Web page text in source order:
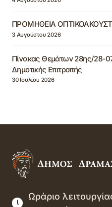
ΠΡΟΜΗΘΕΙΑ
3 Αυγούστου 2026
Πίνακας Θεμάτων 28ης/28-
Δημοτικής Επιτροπής
30 Ιουλίου 2026
Ωράριο